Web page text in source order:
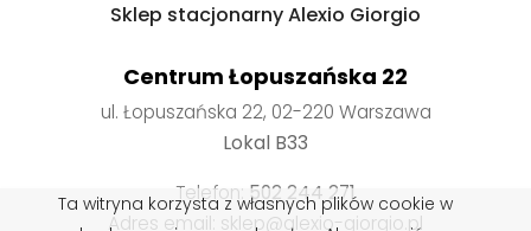
Sklep stacjonarny Alexio Giorgio
Centrum Łopuszańska 22
ul. Łopuszańska 22, 02-220 Warszawa
Lokal B33
Telefon: 502 244 271
Adres email: sklep@alexio-giorgio.pl
Ta witryna korzysta z własnych plików cookie w